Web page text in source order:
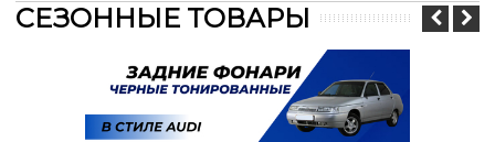
СЕЗОННЫЕ ТОВАРЫ